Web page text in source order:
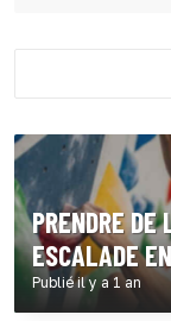
PRENDRE DE
ESCALADE
Publié il y a 1 an